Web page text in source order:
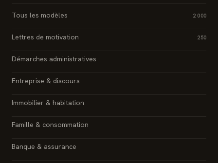
Tous les modèles 2 000
Lettres de motivation 250
Démarches administratives
Entreprise & discours
Immobilier & habitation
Famille & consommation
Banque & assurance